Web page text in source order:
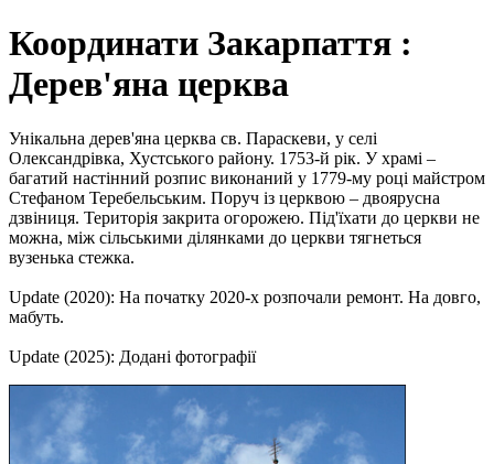
Координати Закарпаття :
Дерев'яна церква
Унікальна дерев'яна церква св. Параскеви, у селі
Олександрівка, Хустського району. 1753-й рік. У храмі –
багатий настінний розпис виконаний у 1779-му році майстром
Стефаном Теребельським. Поруч із церквою – двоярусна
дзвіниця. Територія закрита огорожею. Під'їхати до церкви не
можна, між сільськими ділянками до церкви тягнеться
вузенька стежка.
Update (2020): На початку 2020-х розпочали ремонт. На довго,
мабуть.
Update (2025): Додані фотографії